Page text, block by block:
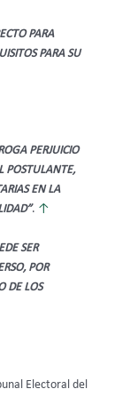
PARA
PARA SU
PERJUICIO
POSTULANTE,
EN LA
. ↑
SER
POR
DE LOS
Electoral del